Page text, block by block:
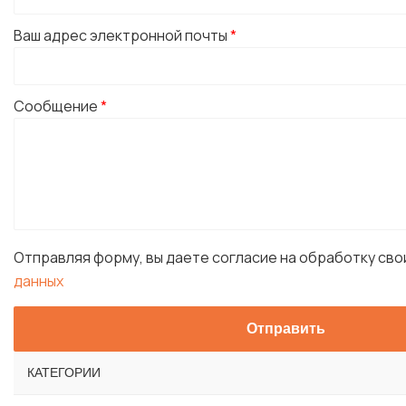
Ваш адрес электронной почты*
Сообщение*
Отправляя форму, вы даете согласие на обработку
данных
КАТЕГОРИИ